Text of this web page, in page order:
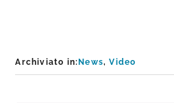
Archiviato in:News,Video